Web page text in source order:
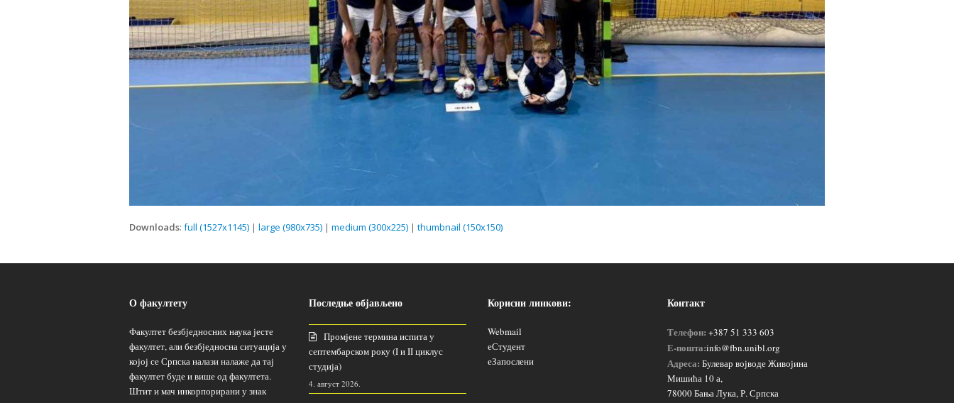
Downloads: full (1527x1145) | large (980x735) | medium (300x225) | thumbnail (150x150)
О факултету
Факултет безбједносних наука јесте
факултет, али безбједносна ситуација у
којој се Српска налази налаже да тај
факултет буде и више од факултета.
Штит и мач инкорпорирани у знак
Последње објављено
Промјене термина испита у
септембарском року (I и II циклус
студија)
4. август 2026.
Корисни линкови:
Webmail
еСтудент
еЗапослени
Контакт
Телефон: +387 51 333 603
Е-пошта:info@fbn.unibl.org
Адреса: Булевар војводе Живојина
Мишића 10 а,
78000 Бања Лука, Р. Српска